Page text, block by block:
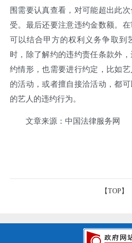
围需要认真查看，对可能超出此
受。最后还要注意违约金数额。
可以结合甲方的权利义务争取到
时，除了解约的违约责任条款外
约情形，也需要进行约定，比如
的活动，或者擅自接洽活动，都
的艺人的违约行为。
文章来源：中国法律服务网
【TOP】